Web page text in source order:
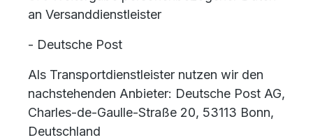
an Versanddienstleister
- Deutsche Post
Als Transportdienstleister nutzen wir den
nachstehenden Anbieter: Deutsche Post AG,
Charles-de-Gaulle-Straße 20, 53113 Bonn,
Deutschland